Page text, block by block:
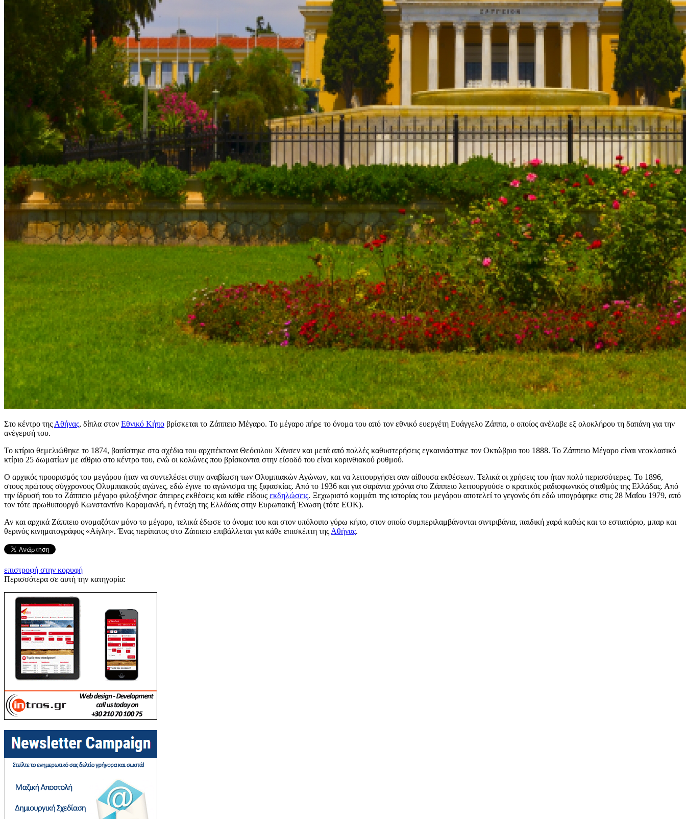
Στο κέντρο της Αθήνας, δίπλα στον Εθνικό Κήπο βρίσκεται το Ζάππειο Μέγαρο. Το μέγαρο πήρε το όνομα του από τον εθνικό ευεργέτη Ευάγγελο Ζάππα, ο οποίος ανέλαβε εξ ολοκλήρου τη δαπάνη για την
ανέγερσή του.
Το κτίριο θεμελιώθηκε το 1874, βασίστηκε στα σχέδια του αρχιτέκτονα Θεόφιλου Χάνσεν και μετά από πολλές καθυστερήσεις εγκαινιάστηκε τον Οκτώβριο του 1888. Το Ζάππειο Μέγαρο είναι νεοκλασικό
κτίριο 25 δωματίων με αίθριο στο κέντρο του, ενώ οι κολώνες που βρίσκονται στην είσοδό του είναι κορινθιακού ρυθμού.
Ο αρχικός προορισμός του μεγάρου ήταν να συντελέσει στην αναβίωση των Ολυμπιακών Αγώνων, και να λειτουργήσει σαν αίθουσα εκθέσεων. Τελικά οι χρήσεις του ήταν πολύ περισσότερες. Το 1896,
στους πρώτους σύγχρονους Ολυμπιακούς αγώνες, εδώ έγινε το αγώνισμα της ξιφασκίας. Από το 1936 και για σαράντα χρόνια στο Ζάππειο λειτουργούσε ο κρατικός ραδιοφωνικός σταθμός της Ελλάδας. Από
την ίδρυσή του το Ζάππειο μέγαρο φιλοξένησε άπειρες εκθέσεις και κάθε είδους εκδηλώσεις. Ξεχωριστό κομμάτι της ιστορίας του μεγάρου αποτελεί το γεγονός ότι εδώ υπογράφηκε στις 28 Μαΐου 1979, από
τον τότε πρωθυπουργό Κωνσταντίνο Καραμανλή, η ένταξη της Ελλάδας στην Ευρωπαική Ένωση (τότε ΕΟΚ).
Αν και αρχικά Ζάππειο ονομαζόταν μόνο το μέγαρο, τελικά έδωσε το όνομα του και στον υπόλοιπο γύρω κήπο, στον οποίο συμπεριλαμβάνονται σιντριβάνια, παιδική χαρά καθώς και το εστιατόριο, μπαρ και
θερινός κινηματογράφος «Αίγλη». Ένας περίπατος στο Ζάππειο επιβάλλεται για κάθε επισκέπτη της Αθήνας.
επιστροφή στην κορυφή
Περισσότερα σε αυτή την κατηγορία: